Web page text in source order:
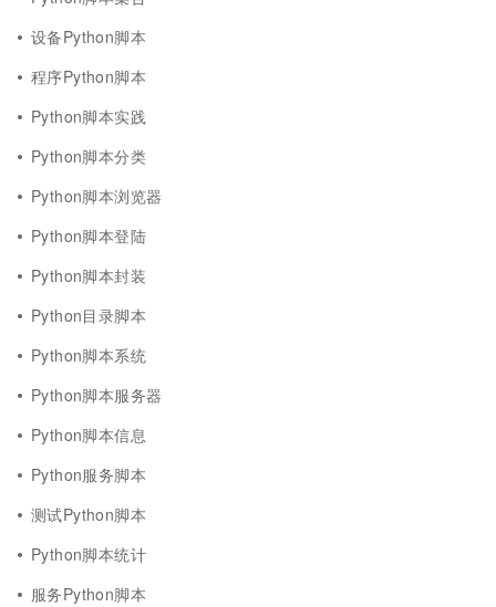
设备Python脚本
程序Python脚本
Python脚本实践
Python脚本分类
Python脚本浏览器
Python脚本登陆
Python脚本封装
Python目录脚本
Python脚本系统
Python脚本服务器
Python脚本信息
Python服务脚本
测试Python脚本
Python脚本统计
服务Python脚本